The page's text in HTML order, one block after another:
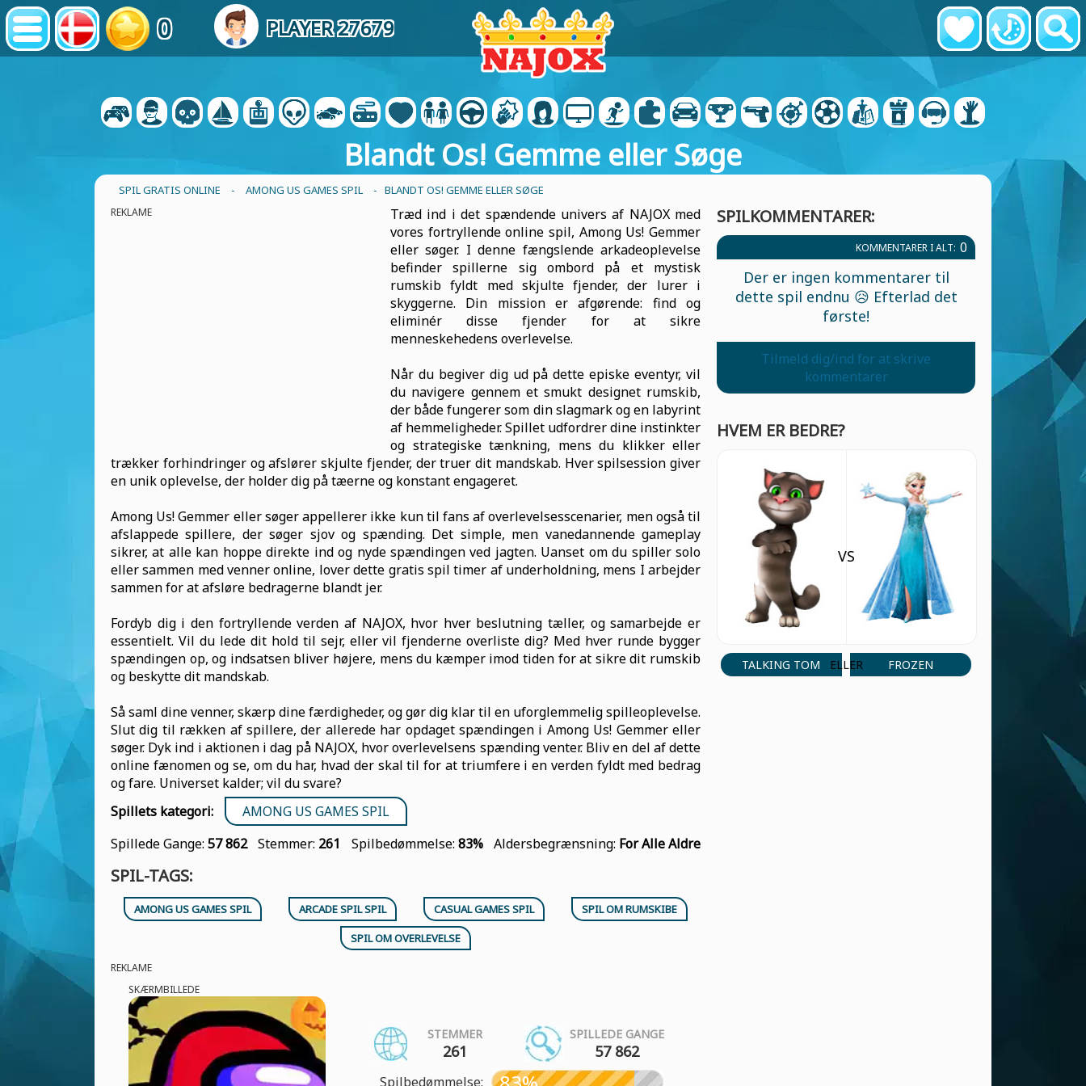
0 PLAYER 27679
Blandt Os! Gemme eller Søge
SPIL GRATIS ONLINE - AMONG US GAMES SPIL - BLANDT OS! GEMME ELLER SØGE
REKLAME
Træd ind i det spændende univers af NAJOX med
vores fortryllende online spil, Among Us! Gemmer
eller søger. I denne fængslende arkadeoplevelse
befinder spillerne sig ombord på et mystisk
rumskib fyldt med skjulte fjender, der lurer i
skyggerne. Din mission er afgørende: find og
eliminér disse fjender for at sikre
menneskehedens overlevelse.
Når du begiver dig ud på dette episke eventyr, vil
du navigere gennem et smukt designet rumskib,
der både fungerer som din slagmark og en labyrint
af hemmeligheder. Spillet udfordrer dine instinkter
og strategiske tænkning, mens du klikker eller
trækker forhindringer og afslører skjulte fjender, der truer dit mandskab. Hver spilsession giver
en unik oplevelse, der holder dig på tæerne og konstant engageret.
Among Us! Gemmer eller søger appellerer ikke kun til fans af overlevelsesscenarier, men også til
afslappede spillere, der søger sjov og spænding. Det simple, men vanedannende gameplay
sikrer, at alle kan hoppe direkte ind og nyde spændingen ved jagten. Uanset om du spiller solo
eller sammen med venner online, lover dette gratis spil timer af underholdning, mens I arbejder
sammen for at afsløre bedragerne blandt jer.
Fordyb dig i den fortryllende verden af NAJOX, hvor hver beslutning tæller, og samarbejde er
essentielt. Vil du lede dit hold til sejr, eller vil fjenderne overliste dig? Med hver runde bygger
spændingen op, og indsatsen bliver højere, mens du kæmper imod tiden for at sikre dit rumskib
og beskytte dit mandskab.
Så saml dine venner, skærp dine færdigheder, og gør dig klar til en uforglemmelig spilleoplevelse.
Slut dig til rækken af spillere, der allerede har opdaget spændingen i Among Us! Gemmer eller
søger. Dyk ind i aktionen i dag på NAJOX, hvor overlevelsens spænding venter. Bliv en del af dette
online fænomen og se, om du har, hvad der skal til for at triumfere i en verden fyldt med bedrag
og fare. Universet kalder; vil du svare?
Spillets kategori:
AMONG US GAMES SPIL
Spillede Gange: 57 862 Stemmer: 261 Spilbedømmelse: 83% Aldersbegrænsning: For Alle Aldre
SPIL-TAGS:
AMONG US GAMES SPIL ARCADE SPIL SPIL CASUAL GAMES SPIL
SPIL OM RUMSKIBE
SPIL OM OVERLEVELSE
REKLAME
SKÆRMBILLEDE
STEMMER
261
SPILLEDE GANGE
57 862
Spilbedømmelse:
SPILKOMMENTARER:
KOMMENTARER I ALT: 0
Der er ingen kommentarer til
dette spil endnu 😥 Efterlad det
første!
Tilmeld dig/ind for at skrive
kommentarer
HVEM ER BEDRE?
TALKING TOM
VS
ELLER FROZEN